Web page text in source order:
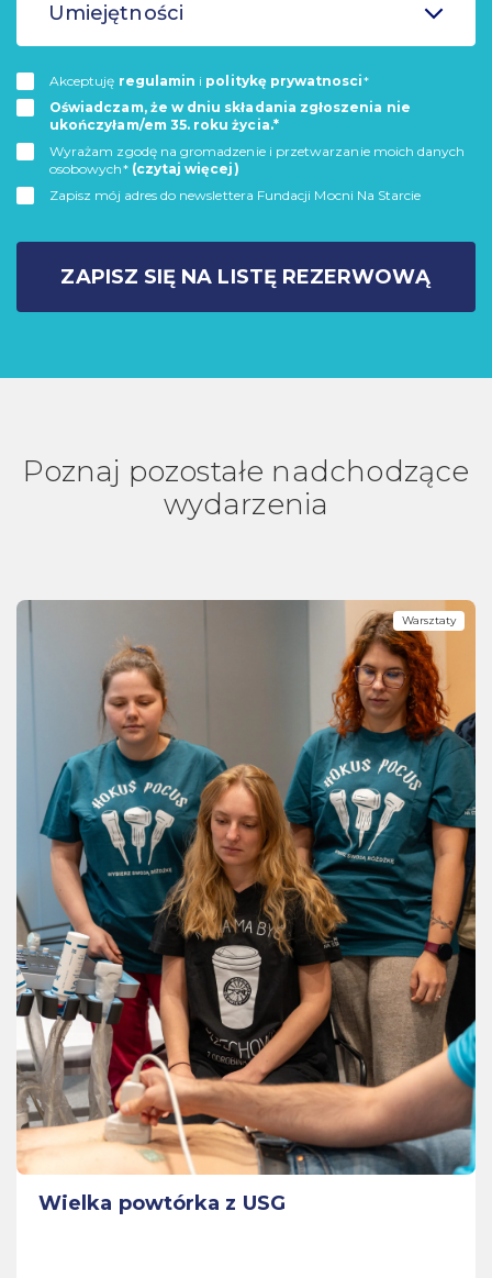
Umiejętności
Akceptuję regulamin i politykę prywatnosci*
Oświadczam, że w dniu składania zgłoszenia nie
ukończyłam/em 35. roku życia.*
Wyrażam zgodę na gromadzenie i przetwarzanie moich danych
osobowych* (czytaj więcej)
Zapisz mój adres do newslettera Fundacji Mocni Na Starcie
ZAPISZ SIĘ NA LISTĘ REZERWOWĄ
Poznaj pozostałe nadchodzące
wydarzenia
Warsztaty
Wielka powtórka z USG